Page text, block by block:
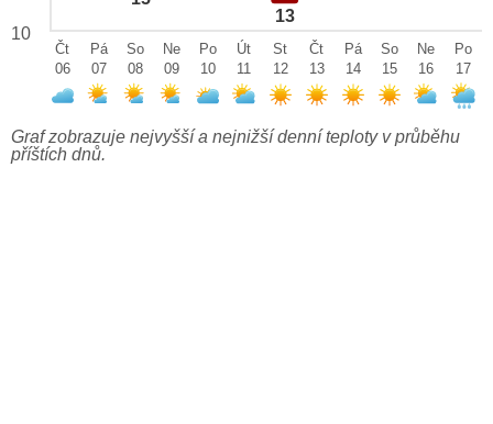
13
10
Čt
06
Pá
07
So
08
Ne
09
Po
10
Út
11
St
12
Čt
13
Pá
14
So
15
Ne
16
Po
17
Graf zobrazuje nejvyšší a nejnižší denní teploty v průběhu
příštích dnů.